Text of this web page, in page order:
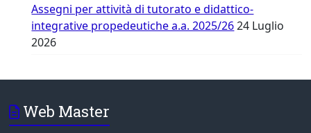
Assegni per attività di tutorato e didattico-
integrative propedeutiche a.a. 2025/26 24 Luglio
2026
Web Master